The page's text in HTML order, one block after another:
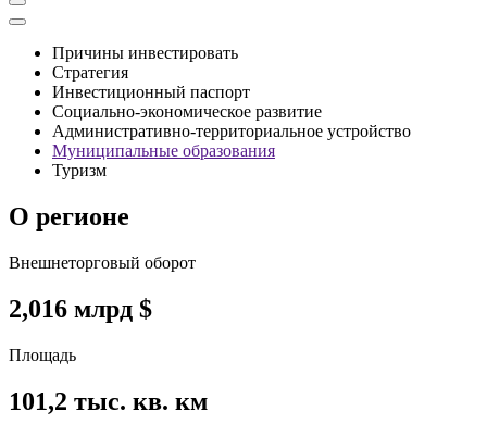
Причины инвестировать
Стратегия
Инвестиционный паспорт
Социально-экономическое развитие
Административно-территориальное устройство
Муниципальные образования
Туризм
О регионе
Внешнеторговый оборот
2,016 млрд $
Площадь
101,2 тыс. кв. км